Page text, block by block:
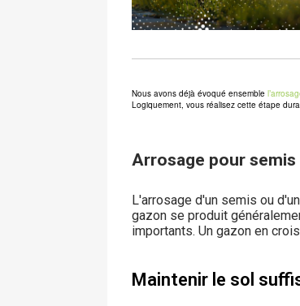
Nous avons déjà évoqué ensemble
Logiquement, vous réalisez cette étape
Arrosage pour
L'arrosage d'un semis ou
gazon se produit
importants. Un gazon en
Maintenir le sol